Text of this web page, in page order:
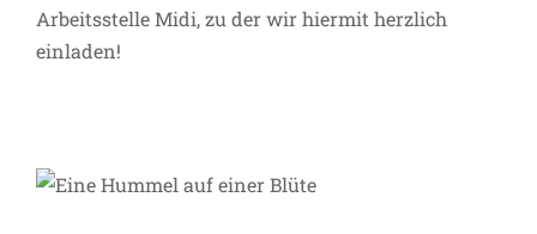
Arbeitsstelle Midi, zu der wir hiermit herzlich
einladen!